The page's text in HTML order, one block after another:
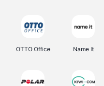
OTTO Office Name It